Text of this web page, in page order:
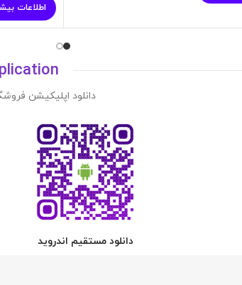
اطلاعات
دانلود اپلیکیشن
دانلود مستقیم اندروید